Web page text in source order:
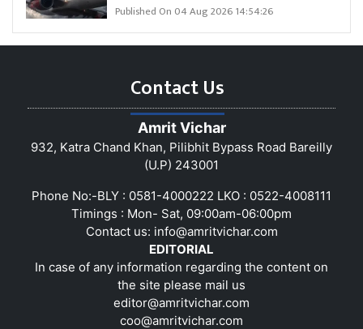
Published On 04 Aug 2026 14:54:26
Contact Us
Amrit Vichar
932, Katra Chand Khan, Pilibhit Bypass Road Bareilly
(U.P) 243001
Phone No:-BLY : 0581-4000222 LKO : 0522-4008111
Timings : Mon- Sat, 09:00am-06:00pm
Contact us: info@amritvichar.com
EDITORIAL
In case of any information regarding the content on
the site please mail us
editor@amritvichar.com
coo@amritvichar.com